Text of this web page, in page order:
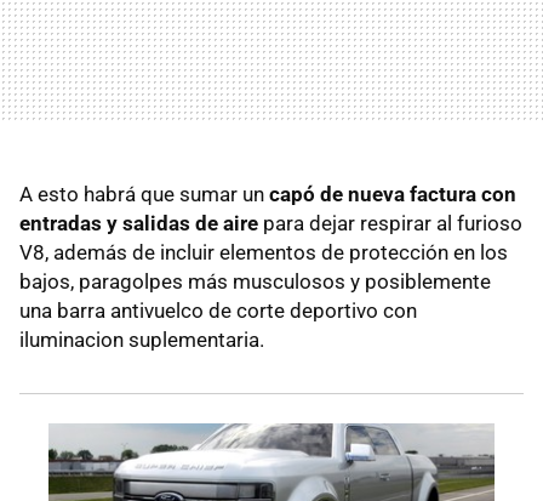
A esto habrá que sumar un capó de nueva factura con
entradas y salidas de aire para dejar respirar al furioso
V8, además de incluir elementos de protección en los
bajos, paragolpes más musculosos y posiblemente
una barra antivuelco de corte deportivo con
iluminacion suplementaria.